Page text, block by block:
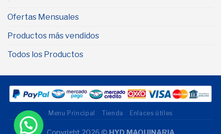
Ofertas Mensuales
Productos más vendidos
Todos los Productos
Menu Principal Tienda Enlaces útiles